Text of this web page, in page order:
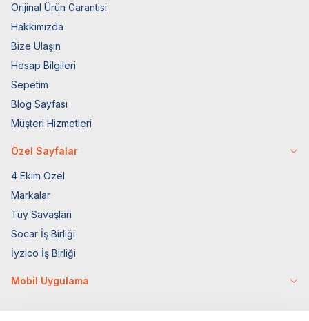
Orijinal Ürün Garantisi
Hakkımızda
Bize Ulaşın
Hesap Bilgileri
Sepetim
Blog Sayfası
Müşteri Hizmetleri
Özel Sayfalar
4 Ekim Özel
Markalar
Tüy Savaşları
Socar İş Birliği
İyzico İş Birliği
Mobil Uygulama